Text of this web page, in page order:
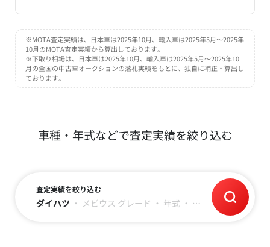
※MOTA査定実績は、日本車は2025年10月、輸入車は2025年5月～2025年
10月のMOTA査定実績から算出しております。
※下取り相場は、日本車は2025年10月、輸入車は2025年5月～2025年10
月の全国の中古車オークションの落札実績をもとに、独自に補正・算出し
ております。
車種・年式などで査定実績を絞り込む
査定実績を絞り込む
ダイハツ ・ メビウス グレード ・ 年式 ・ 走行距離